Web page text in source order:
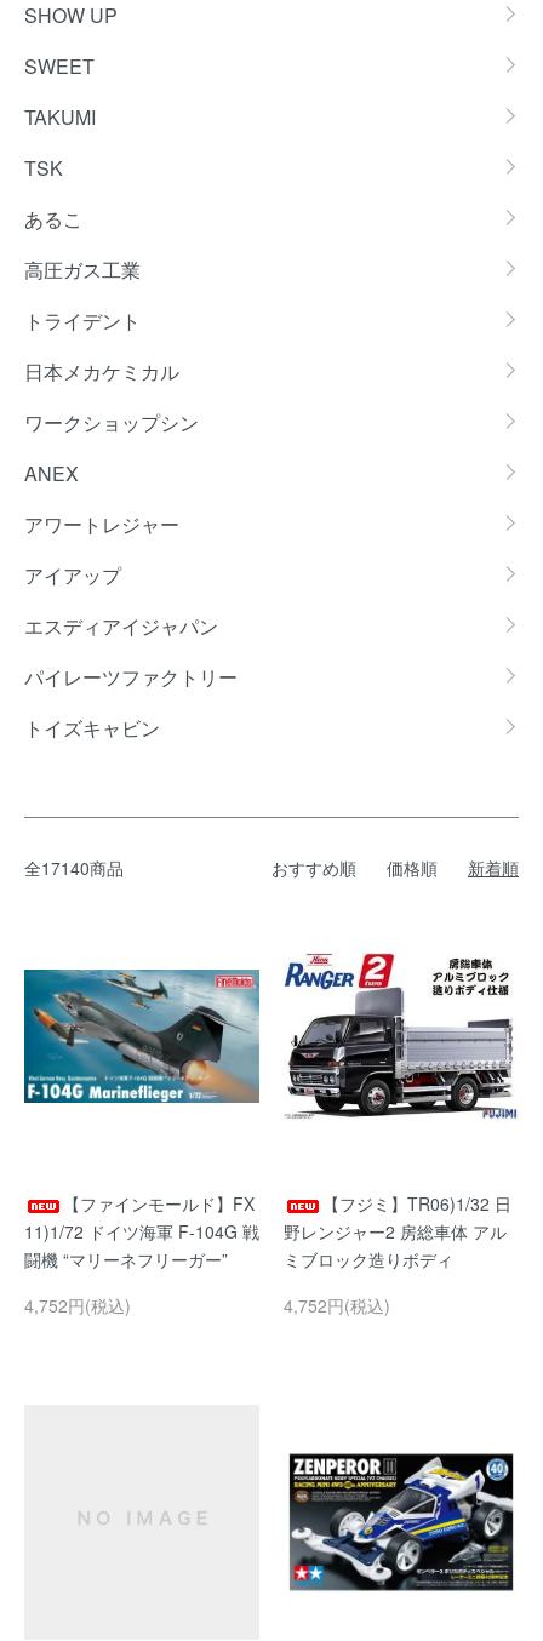
SHOW UP
SWEET
TAKUMI
TSK
あるこ
高圧ガス工業
トライデント
日本メカケミカル
ワークショップシン
ANEX
アワートレジャー
アイアップ
エスディアイジャパン
パイレーツファクトリー
トイズキャビン
全17140商品 おすすめ順 価格順 新着順
【ファインモールド】FX
11)1/72 ドイツ海軍 F-104G 戦
闘機 “マリーネフリーガー”
4,752円(税込)
【フジミ】TR06)1/32 日
野レンジャー2 房総車体 アル
ミブロック造りボディ
4,752円(税込)